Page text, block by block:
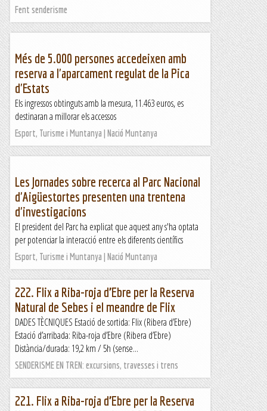
Fent senderisme
Més de 5.000 persones accedeixen amb
reserva a l'aparcament regulat de la Pica
d'Estats
Els ingressos obtinguts amb la mesura, 11.463 euros, es
destinaran a millorar els accessos
Esport, Turisme i Muntanya | Nació Muntanya
Les Jornades sobre recerca al Parc Nacional
d'Aigüestortes presenten una trentena
d'investigacions
El president del Parc ha explicat que aquest any s'ha optata
per potenciar la interacció entre els diferents científics
Esport, Turisme i Muntanya | Nació Muntanya
222. Flix a Riba-roja d’Ebre per la Reserva
Natural de Sebes i el meandre de Flix
DADES TÈCNIQUES Estació de sortida: Flix (Ribera d’Ebre)
Estació d’arribada: Riba-roja d’Ebre (Ribera d’Ebre)
Distància/durada: 19,2 km / 5h (sense...
SENDERISME EN TREN: excursions, travesses i trens
221. Flix a Riba-roja d’Ebre per la Reserva